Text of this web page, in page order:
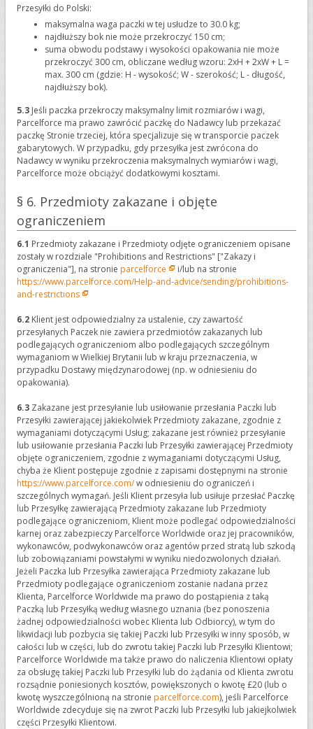
Przesyłki do Polski:
maksymalna waga paczki w tej usłudze to 30.0 kg;
najdłuższy bok nie może przekroczyć 150 cm;
suma obwodu podstawy i wysokości opakowania nie może
przekroczyć 300 cm, obliczane według wzoru: 2xH + 2xW + L =
max. 300 cm (gdzie: H - wysokość; W - szerokość; L - długość,
najdłuższy bok).
5.3 Jeśli paczka przekroczy maksymalny limit rozmiarów i wagi,
Parcelforce ma prawo zawrócić paczkę do Nadawcy lub przekazać
paczkę Stronie trzeciej, która specjalizuje się w transporcie paczek
gabarytowych. W przypadku, gdy przesyłka jest zwrócona do
Nadawcy w wyniku przekroczenia maksymalnych wymiarów i wagi,
Parcelforce może obciążyć dodatkowymi kosztami.
§ 6. Przedmioty zakazane i objęte
ograniczeniem
6.1 Przedmioty zakazane i Przedmioty odjęte ograniczeniem opisane
zostały w rozdziale "Prohibitions and Restrictions" ["Zakazy i
ograniczenia"], na stronie parcelforce
i/lub na stronie
https://www.parcelforce.com/Help-and-advice/sending/prohibitions-
and-restrictions
6.2 Klient jest odpowiedzialny za ustalenie, czy zawartość
przesyłanych Paczek nie zawiera przedmiotów zakazanych lub
podlegających ograniczeniom albo podlegających szczególnym
wymaganiom w Wielkiej Brytanii lub w kraju przeznaczenia, w
przypadku Dostawy międzynarodowej (np. w odniesieniu do
opakowania).
6.3 Zakazane jest przesyłanie lub usiłowanie przesłania Paczki lub
Przesyłki zawierającej jakiekolwiek Przedmioty zakazane, zgodnie z
wymaganiami dotyczącymi Usług; zakazane jest również przesyłanie
lub usiłowanie przesłania Paczki lub Przesyłki zawierającej Przedmioty
objęte ograniczeniem, zgodnie z wymaganiami dotyczącymi Usług,
chyba że Klient postępuje zgodnie z zapisami dostępnymi na stronie
https://www.parcelforce.com/w odniesieniu do ograniczeń i
szczególnych wymagań. Jeśli Klient przesyła lub usiłuje przesłać Paczkę
lub Przesyłkę zawierającą Przedmioty zakazane lub Przedmioty
podlegające ograniczeniom, Klient może podlegać odpowiedzialności
karnej oraz zabezpieczy Parcelforce Worldwide oraz jej pracowników,
wykonawców, podwykonawców oraz agentów przed stratą lub szkodą
lub zobowiązaniami powstałymi w wyniku niedozwolonych działań.
Jeżeli Paczka lub Przesyłka zawierająca Przedmioty zakazane lub
Przedmioty podlegające ograniczeniom zostanie nadana przez
Klienta, Parcelforce Worldwide ma prawo do postąpienia z taką
Paczką lub Przesyłką według własnego uznania (bez ponoszenia
żadnej odpowiedzialności wobec Klienta lub Odbiorcy), w tym do
likwidacji lub pozbycia się takiej Paczki lub Przesyłki w inny sposób, w
całości lub w części, lub do zwrotu takiej Paczki lub Przesyłki Klientowi;
Parcelforce Worldwide ma także prawo do naliczenia Klientowi opłaty
za obsługę takiej Paczki lub Przesyłki lub do żądania od Klienta zwrotu
rozsądnie poniesionych kosztów, powiększonych o kwotę £20 (lub o
kwotę wyszczególnioną na stronie parcelforce.com), jeśli Parcelforce
Worldwide zdecyduje się na zwrot Paczki lub Przesyłki lub jakiejkolwiek
części Przesyłki Klientowi.